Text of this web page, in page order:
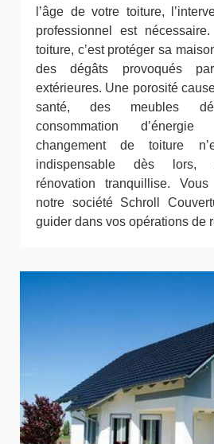
l’âge de votre toiture,
professionnel est
toiture, c’est protéger sa
des dégâts provoqués
extérieures. Une porosité
santé, des meubles
consommation
changement de toiture
indispensable dès lors,
rénovation tranquillise.
notre société Schroll
guider dans vos opérations de